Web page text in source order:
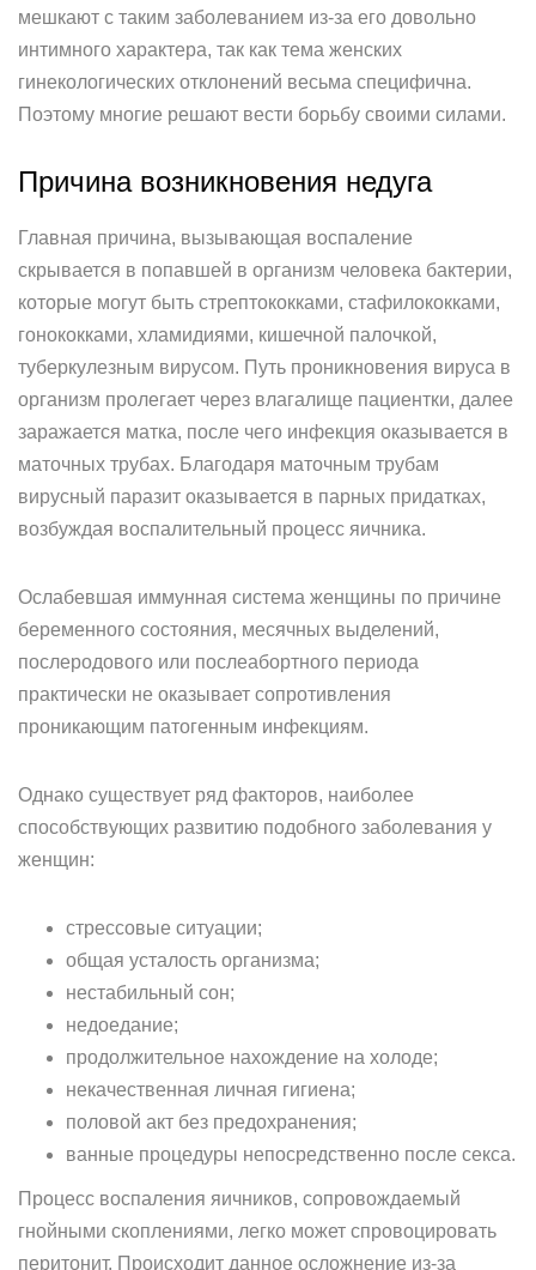
мешкают с таким заболеванием из-за его довольно
интимного характера, так как тема женских
гинекологических отклонений весьма специфична.
Поэтому многие решают вести борьбу своими силами.
Причина возникновения недуга
Главная причина, вызывающая воспаление
скрывается в попавшей в организм человека бактерии,
которые могут быть стрептококками, стафилококками,
гонококками, хламидиями, кишечной палочкой,
туберкулезным вирусом. Путь проникновения вируса в
организм пролегает через влагалище пациентки, далее
заражается матка, после чего инфекция оказывается в
маточных трубах. Благодаря маточным трубам
вирусный паразит оказывается в парных придатках,
возбуждая воспалительный процесс яичника.
Ослабевшая иммунная система женщины по причине
беременного состояния, месячных выделений,
послеродового или послеабортного периода
практически не оказывает сопротивления
проникающим патогенным инфекциям.
Однако существует ряд факторов, наиболее
способствующих развитию подобного заболевания у
женщин:
стрессовые ситуации;
общая усталость организма;
нестабильный сон;
недоедание;
продолжительное нахождение на холоде;
некачественная личная гигиена;
половой акт без предохранения;
ванные процедуры непосредственно после секса.
Процесс воспаления яичников, сопровождаемый
гнойными скоплениями, легко может спровоцировать
перитонит. Происходит данное осложнение из-за